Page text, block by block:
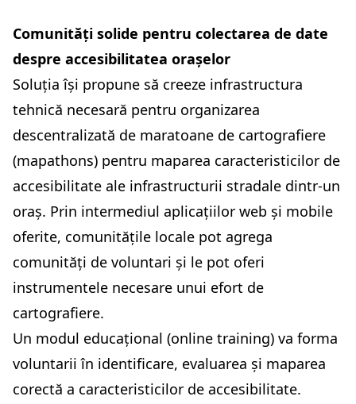
Comunități solide pentru colectarea de date
despre accesibilitatea orașelor
Soluția își propune să creeze infrastructura
tehnică necesară pentru organizarea
descentralizată de maratoane de cartografiere
(mapathons) pentru maparea caracteristicilor de
accesibilitate ale infrastructurii stradale dintr-un
oraș. Prin intermediul aplicațiilor web și mobile
oferite, comunitățile locale pot agrega
comunități de voluntari și le pot oferi
instrumentele necesare unui efort de
cartografiere.
Un modul educațional (online training) va forma
voluntarii în identificare, evaluarea și maparea
corectă a caracteristicilor de accesibilitate.